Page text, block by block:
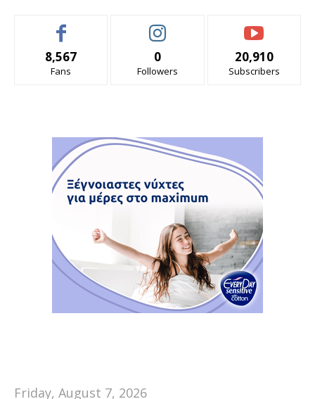
8,567
Fans
0
Followers
20,910
Subscribers
Friday, August 7, 2026